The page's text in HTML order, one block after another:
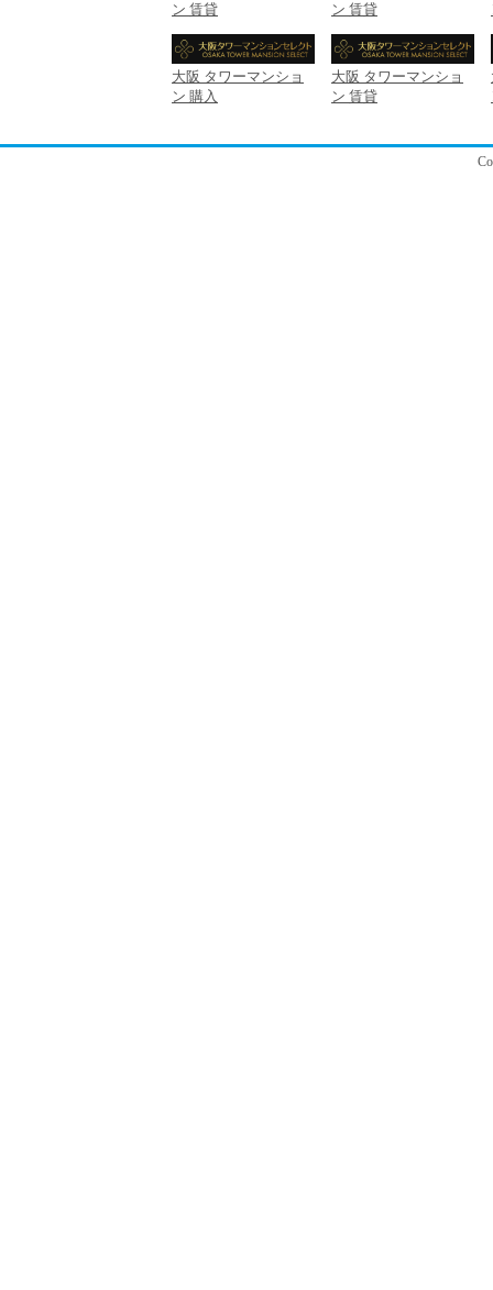
ン 賃貸
ン 賃貸
大阪 タワーマンショ
ン 購入
大阪 タワーマンショ
ン 賃貸